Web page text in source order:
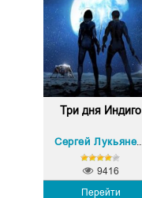
Три дня Индиго
Сергей Лукьяненко
Перейти
9416